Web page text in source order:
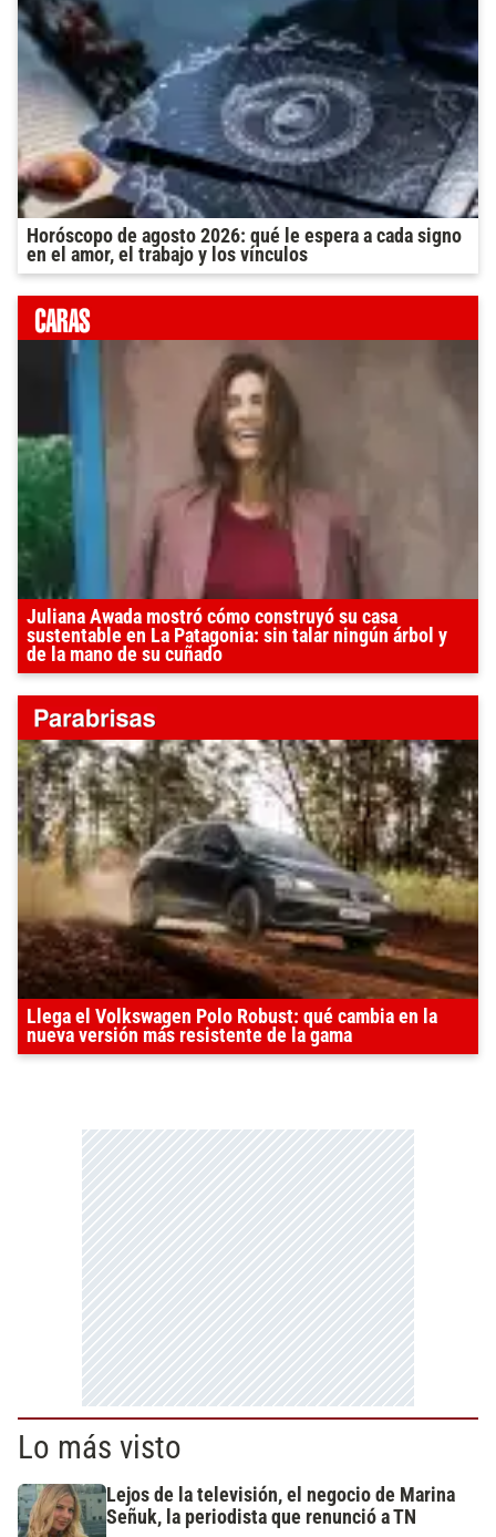
Horóscopo de agosto 2026: qué le espera a cada signo
en el amor, el trabajo y los vínculos
Juliana Awada mostró cómo construyó su casa
sustentable en La Patagonia: sin talar ningún árbol y
de la mano de su cuñado
Llega el Volkswagen Polo Robust: qué cambia en la
nueva versión más resistente de la gama
Lo más visto
Lejos de la televisión, el negocio de Marina
Señuk, la periodista que renunció a TN